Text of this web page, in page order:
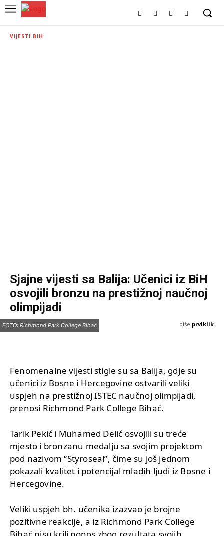
VIJESTI BIH
Sjajne vijesti sa Balija: Učenici iz BiH
osvojili bronzu na prestižnoj naučnoj
olimpijadi
10 Maja, 2026 piše:prviklik
FOTO: Richmond Park College Bihać
Fenomenalne vijesti stigle su sa Balija, gdje su
učenici iz Bosne i Hercegovine ostvarili veliki
uspjeh na prestižnoj ISTEC naučnoj olimpijadi,
prenosi Richmond Park College Bihać.
Tarik Pekić i Muhamed Delić osvojili su treće
mjesto i bronzanu medalju sa svojim projektom
pod nazivom “Styroseal”, čime su još jednom
pokazali kvalitet i potencijal mladih ljudi iz Bosne i
Hercegovine.
Veliki uspjeh bh. učenika izazvao je brojne
pozitivne reakcije, a iz Richmond Park College